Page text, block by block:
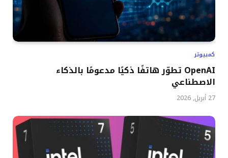
كمبيوتر
OpenAI تطوّر هاتفًا ذكيًا مدعومًا بالذكاء
الاصطناعي
27 أبريل, 2026